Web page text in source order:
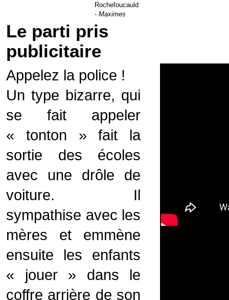
Rochefoucauld
- Maximes
Le parti pris
publicitaire
Appelez la police !
Un type bizarre, qui
se fait appeler
« tonton » fait la
sortie des écoles
avec une drôle de
voiture. Il
sympathise avec les
mères et emmène
ensuite les enfants
« jouer » dans le
coffre arrière de son